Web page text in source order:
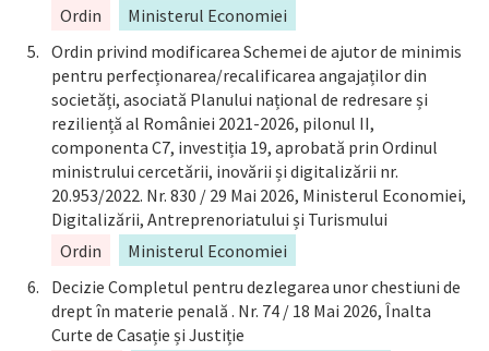
Ordin
Ministerul Economiei
Ordin privind modificarea Schemei de ajutor de minimis
pentru perfecționarea/recalificarea angajaților din
societăți, asociată Planului național de redresare și
reziliență al României 2021-2026, pilonul II,
componenta C7, investiția 19, aprobată prin Ordinul
ministrului cercetării, inovării și digitalizării nr.
20.953/2022. Nr. 830 / 29 Mai 2026, Ministerul Economiei,
Digitalizării, Antreprenoriatului și Turismului
Ordin
Ministerul Economiei
Decizie Completul pentru dezlegarea unor chestiuni de
drept în materie penală . Nr. 74 / 18 Mai 2026, Înalta
Curte de Casație și Justiție